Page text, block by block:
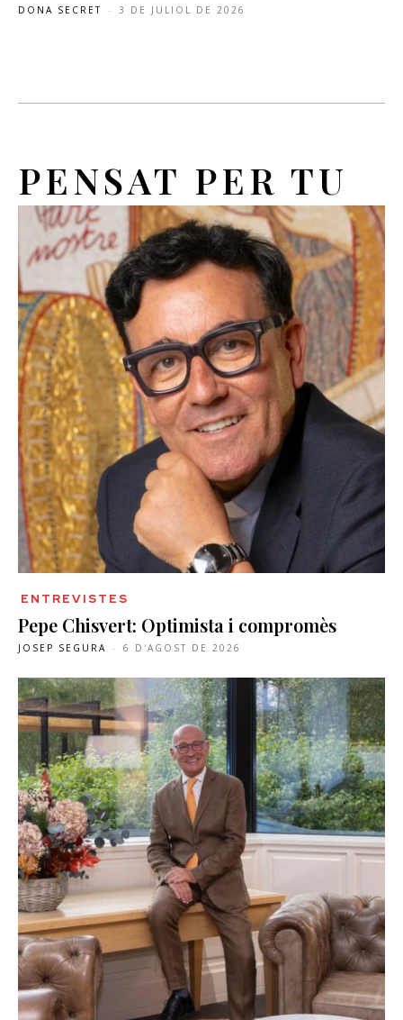
DONA SECRET - 3 DE JULIOL DE 2026
PENSAT PER TU
ENTREVISTES
Pepe Chisvert: Optimista i compromès
JOSEP SEGURA - 6 D'AGOST DE 2026